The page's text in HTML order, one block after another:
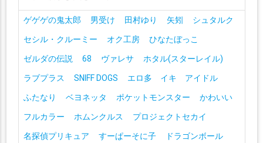
ゲゲゲの鬼太郎 男受け 田村ゆり 矢矧
シュタルク
セシル・クルーミー
オク工房
ひなたぼっこ
ゼルダの伝説
68 ヴァレサ
ホタル(スターレイル)
ラブプラス
SNIFF DOGS
エロ多 イキ アイドル
ふたなり
ベヨネッタ ポケットモンスター
かわいい
フルカラー
ホムンクルス
プロジェクトセカイ
名探偵プリキュア
すーぱーそに子
ドラゴンボール